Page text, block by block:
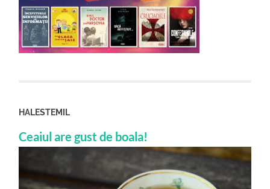
HALESTEMIL
Ceaiul are gust de boala!